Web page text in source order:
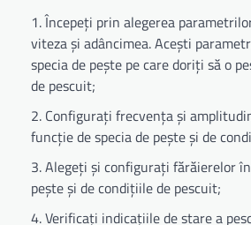
Începeți prin alegerea
viteza și adâncimea. Acești
specia de pește pe care doriți să o
de pescuit;
Configurați frecvența și
funcție de specia de pește și de
Alegeți și configurați fărăierelor
pește și de condițiile de pescuit;
Verificați indicațiile de stare a